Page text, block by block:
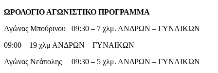
ΩΡΟΛΟΓΙΟ ΑΓΩΝΙΣΤΙΚΟ ΠΡΟΓΡΑΜΜΑ
Αγώνας Μπούρινου 09:30 – 7 χλμ. ΑΝΔΡΩΝ – ΓΥΝΑΙΚΩN
09:00 – 19 χλμ ΑΝΔΡΩΝ – ΓΥΝΑΙΚΩN
Αγώνας Νεάπολης 09:30 – 5 χλμ. ΑΝΔΡΩΝ – ΓΥΝΑΙΚΩN